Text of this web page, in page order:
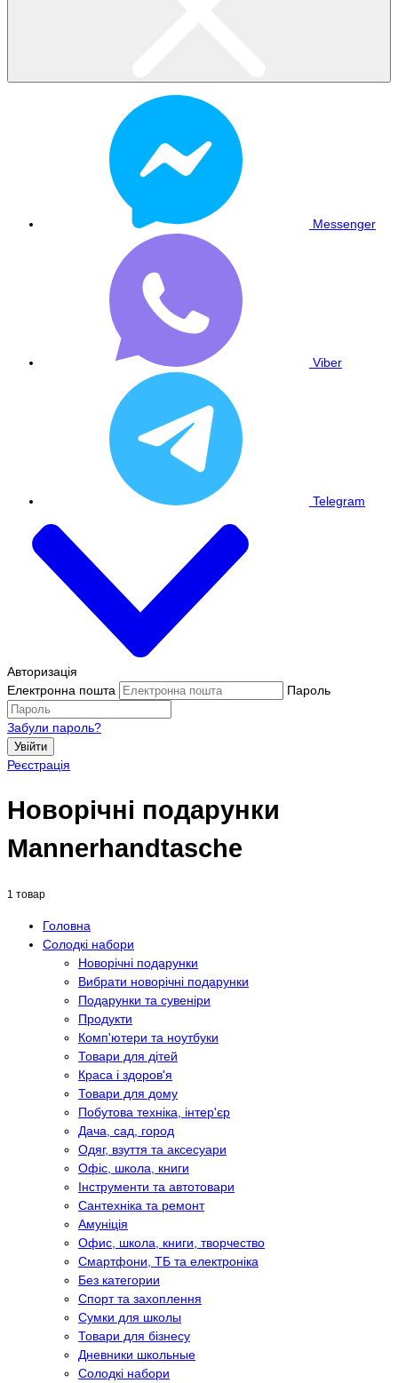
Messenger
Viber
Telegram
Авторизація
Електронна пошта
Пароль
Забули пароль?
Увійти
Реєстрація
Новорічні подарунки
Mannerhandtasche
1 товар
Головна
Солодкі набори
Новорічні подарунки
Вибрати новорічні подарунки
Подарунки та сувеніри
Продукти
Комп'ютери та ноутбуки
Товари для дітей
Краса і здоров'я
Товари для дому
Побутова техніка, інтер'єр
Дача, сад, город
Одяг, взуття та аксесуари
Офіс, школа, книги
Інструменти та автотовари
Сантехніка та ремонт
Амуніція
Офис, школа, книги, творчество
Смартфони, ТБ та електроніка
Без категории
Спорт та захоплення
Сумки для школы
Товари для бізнесу
Дневники школьные
Солодкі набори